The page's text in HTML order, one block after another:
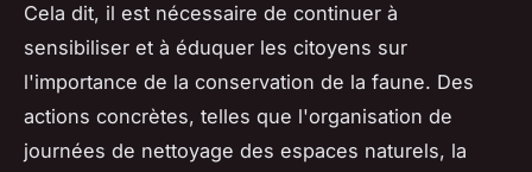
Cela dit, il est nécessaire de continuer à
sensibiliser et à éduquer les citoyens sur
l'importance de la conservation de la faune. Des
actions concrètes, telles que l'organisation de
journées de nettoyage des espaces naturels, la